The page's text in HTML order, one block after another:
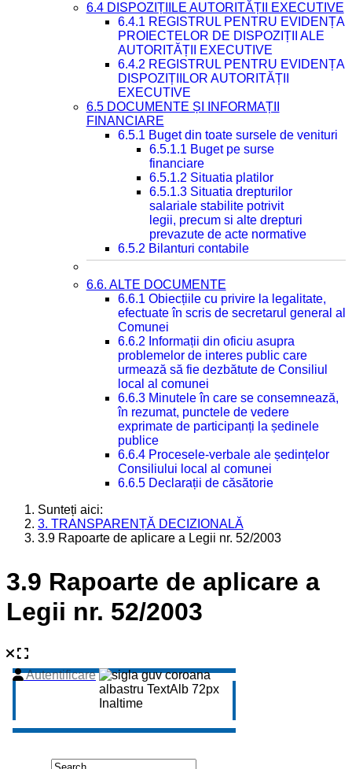
6.4 DISPOZIȚIILE AUTORITĂȚII EXECUTIVE
6.4.1 REGISTRUL PENTRU EVIDENȚA
PROIECTELOR DE DISPOZIȚII ALE
AUTORITĂȚII EXECUTIVE
6.4.2 REGISTRUL PENTRU EVIDENȚA
DISPOZIȚIILOR AUTORITĂȚII
EXECUTIVE
6.5 DOCUMENTE ȘI INFORMAȚII
FINANCIARE
6.5.1 Buget din toate sursele de venituri
6.5.1.1 Buget pe surse
financiare
6.5.1.2 Situatia platilor
6.5.1.3 Situatia drepturilor
salariale stabilite potrivit
legii, precum si alte drepturi
prevazute de acte normative
6.5.2 Bilanturi contabile
6.6. ALTE DOCUMENTE
6.6.1 Obiecțiile cu privire la legalitate,
efectuate în scris de secretarul general al
Comunei
6.6.2 Informații din oficiu asupra
problemelor de interes public care
urmează să fie dezbătute de Consiliul
local al comunei
6.6.3 Minutele în care se consemnează,
în rezumat, punctele de vedere
exprimate de participanți la ședinele
publice
6.6.4 Procesele-verbale ale ședințelor
Consiliului local al comunei
6.6.5 Declarații de căsătorie
Sunteți aici:
3. TRANSPARENȚĂ DECIZIONALĂ
3.9 Rapoarte de aplicare a Legii nr. 52/2003
3.9 Rapoarte de aplicare a
Legii nr. 52/2003